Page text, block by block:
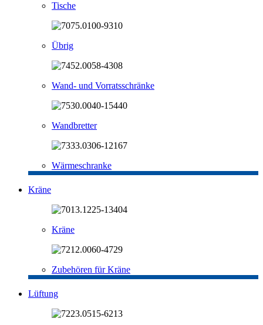
Tische
Übrig
Wand- und Vorratsschränke
Wandbretter
Wärmeschranke
Kräne
Kräne
Zubehören für Kräne
Lüftung